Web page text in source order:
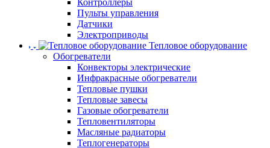
Контроллеры
Пульты управления
Датчики
Электроприводы
Тепловое оборудование
Обогреватели
Конвекторы электрические
Инфракрасные обогреватели
Тепловые пушки
Тепловые завесы
Газовые обогреватели
Тепловентиляторы
Масляные радиаторы
Теплогенераторы